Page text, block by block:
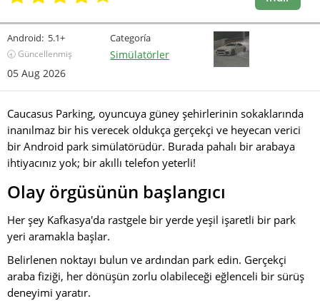
Android: 5.1+
🕣 Güncellenmiş
05 Aug 2026
Categoría
Simülatörler
Caucasus Parking, oyuncuya güney şehirlerinin sokaklarında
inanılmaz bir his verecek oldukça gerçekçi ve heyecan verici
bir Android park simülatörüdür. Burada pahalı bir arabaya
ihtiyacınız yok; bir akıllı telefon yeterli!
Olay örgüsünün başlangıcı
Her şey Kafkasya'da rastgele bir yerde yeşil işaretli bir park
yeri aramakla başlar.
Belirlenen noktayı bulun ve ardından park edin. Gerçekçi
araba fiziği, her dönüşün zorlu olabileceği eğlenceli bir sürüş
deneyimi yaratır.